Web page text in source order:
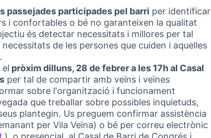
passejades participades pel barri per identificar
i confortables o bé no garanteixen la qualitat
és detectar necessitats i millores per tal
de les persones que cuiden i aquelles
el pròxim dilluns, 28 de febrer a les 17h al Casal
per tal de compartir amb veïns i veïnes
sobre l'organització i funcionament
que treballar sobre possibles inquietuds,
plantegin. Us preguem confirmar assistència
per Vila Veïna) o bé per correu electrònic